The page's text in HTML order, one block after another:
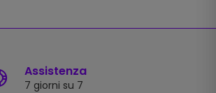
Assistenza
7 giorni su 7